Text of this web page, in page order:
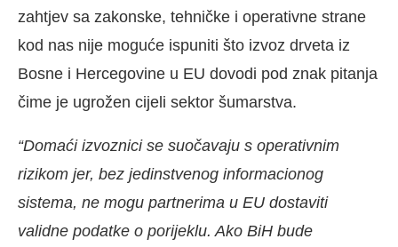
zahtjev sa zakonske, tehničke i operativne strane
kod nas nije moguće ispuniti što izvoz drveta iz
Bosne i Hercegovine u EU dovodi pod znak pitanja
čime je ugrožen cijeli sektor šumarstva.
“Domaći izvoznici se suočavaju s operativnim
rizikom jer, bez jedinstvenog informacionog
sistema, ne mogu partnerima u EU dostaviti
validne podatke o porijeklu. Ako BiH bude